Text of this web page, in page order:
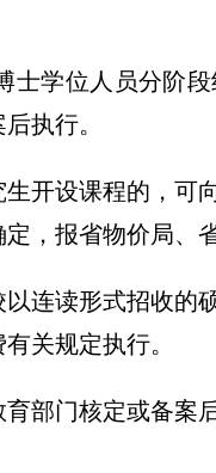
士学位人员分阶
执行。
开设课程的，
，报省物价局、
连读形式招收
关规定执行。
部门核定或备案